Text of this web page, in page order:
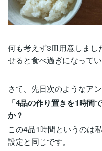
何も考えず3皿用意しまし
せると食べ過ぎになってい
さて、先日次のようなア
「4品の作り置きを1時間
か？
この4品1時間というのは
設定と同じです。